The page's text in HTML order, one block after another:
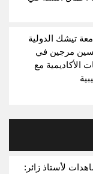
تيشك الدولية
مرجين في
الأكاديمية مع
لأستاذ زائر: